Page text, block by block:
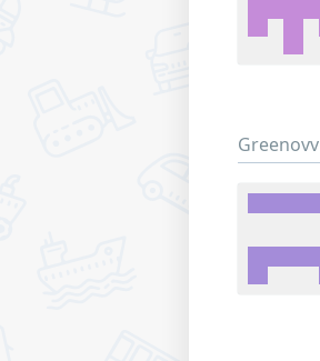
Greenovv